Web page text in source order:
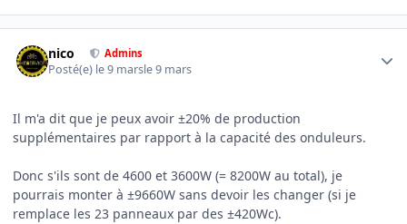
nico Admins
Posté(e) le 9 marsle 9 mars
Il m'a dit que je peux avoir ±20% de production
supplémentaires par rapport à la capacité des onduleurs.
Donc s'ils sont de 4600 et 3600W (= 8200W au total), je
pourrais monter à ±9660W sans devoir les changer (si je
remplace les 23 panneaux par des ±420Wc).